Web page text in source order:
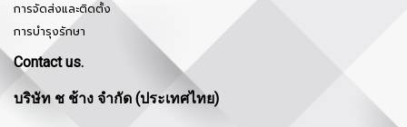
การจัดส่งและติดตั้ง
การบำรุงรักษา
Contact us.
บริษัท ช ช้าง จำกัด (ประเทศไทย)